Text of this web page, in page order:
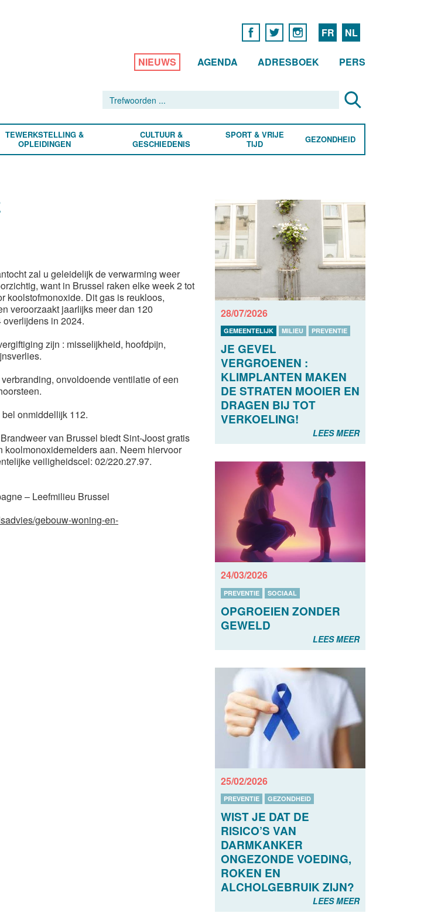
FR NL
NIEUWS AGENDA ADRESBOEK PERS
TEWERKSTELLING &
OPLEIDINGEN
CULTUUR &
GESCHIEDENIS
SPORT & VRIJE
TIJD
GEZONDHEID
zal u geleidelijk de verwarming weer
want in Brussel raken elke week 2 tot
koolstofmonoxide. Dit gas is reukloos,
veroorzaakt jaarlijks meer dan 120
in 2024.
zijn : misselijkheid, hoofdpijn,
onvoldoende ventilatie of een
onmiddellijk 112.
van Brussel biedt Sint-Joost gratis
koolmonoxidemelders aan. Neem hiervoor
veiligheidscel: 02/220.27.97.
– Leefmilieu Brussel
gebouw-woning-en-
28/07/2026
GEMEENTELIJK MILIEU PREVENTIE
JE GEVEL
VERGROENEN :
KLIMPLANTEN MAKEN
DE STRATEN MOOIER EN
DRAGEN BIJ TOT
VERKOELING!
LEES MEER
24/03/2026
PREVENTIE SOCIAAL
OPGROEIEN ZONDER
GEWELD
LEES MEER
25/02/2026
PREVENTIE GEZONDHEID
WIST JE DAT DE
RISICO’S VAN
DARMKANKER
ONGEZONDE VOEDING,
ROKEN EN
ALCHOLGEBRUIK ZIJN?
LEES MEER